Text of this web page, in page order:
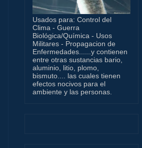
Usados para: Control del
Clima - Guerra
Biológica/Química - Usos
Militares - Propagacion de
Enfermedades......y contienen
entre otras sustancias bario,
aluminio, litio, plomo,
bismuto.... las cuales tienen
efectos nocivos para el
ambiente y las personas.